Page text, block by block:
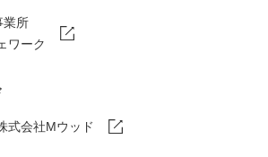
業所
ワーク
会社Mウッド